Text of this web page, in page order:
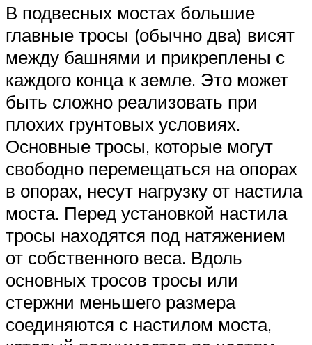
В подвесных мостах большие
главные тросы (обычно два) висят
между башнями и прикреплены с
каждого конца к земле. Это может
быть сложно реализовать при
плохих грунтовых условиях.
Основные тросы, которые могут
свободно перемещаться на опорах
в опорах, несут нагрузку от настила
моста. Перед установкой настила
тросы находятся под натяжением
от собственного веса. Вдоль
основных тросов тросы или
стержни меньшего размера
соединяются с настилом моста,